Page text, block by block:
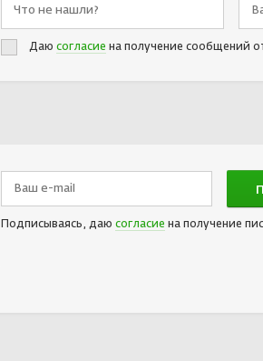
Даю согласие на получение сообщений
Подписываясь, даю согласие на получение